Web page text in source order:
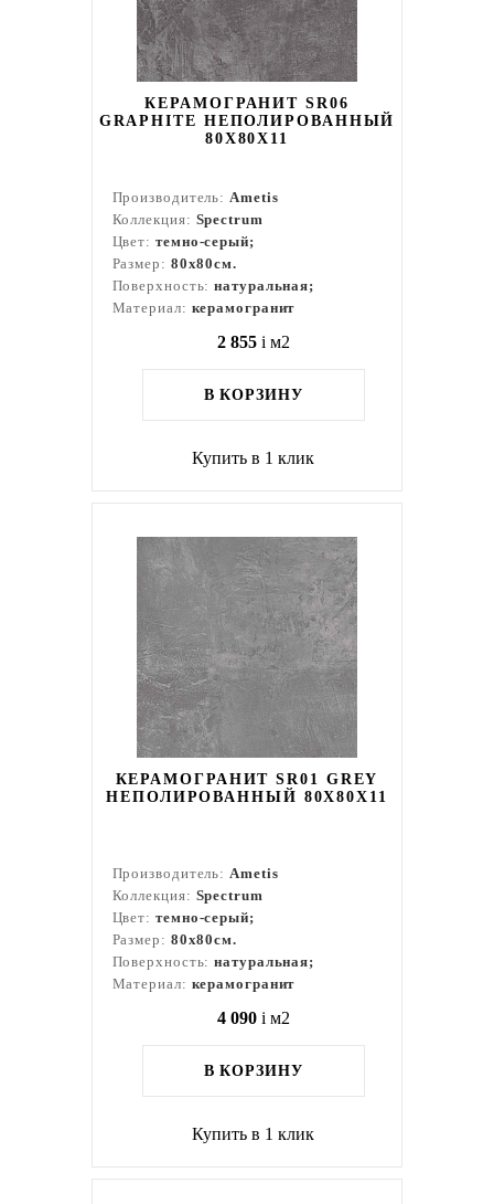
КЕРАМОГРАНИТ SR06
GRAPHITE НЕПОЛИРОВАННЫЙ
80X80Х11
Производитель:Ametis
Коллекция: Spectrum
Цвет: темно-серый;
Размер: 80x80см.
Поверхность:натуральная;
Материал: керамогранит
2 855 i м2
В КОРЗИНУ
Купить в 1 клик
КЕРАМОГРАНИТ SR01 GREY
НЕПОЛИРОВАННЫЙ 80X80Х11
Производитель:Ametis
Коллекция: Spectrum
Цвет: темно-серый;
Размер: 80x80см.
Поверхность:натуральная;
Материал: керамогранит
4 090 i м2
В КОРЗИНУ
Купить в 1 клик